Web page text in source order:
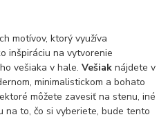
motívov, ktorý využíva
inšpiráciu na vytvorenie
vešiaka v hale.Vešiaknájdete v
minimalistickom a bohato
môžete zavesiť na stenu, iné
na to, čo si vyberiete, bude tento